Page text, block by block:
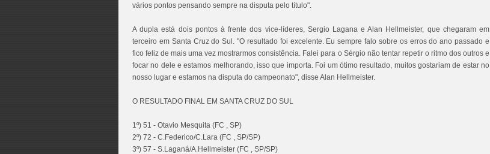
vários pontos pensando sempre na disputa pelo título".
A dupla está dois pontos à frente dos vice-líderes, Sergio Lagana e Alan Hellmeister, que chegaram em
terceiro em Santa Cruz do Sul. "O resultado foi excelente. Eu sempre falo sobre os erros do ano passado e
fico feliz de mais uma vez mostrarmos consistência. Falei para o Sérgio não tentar repetir o ritmo dos outros e
focar no dele e estamos melhorando, isso que importa. Foi um ótimo resultado, muitos gostariam de estar no
nosso lugar e estamos na disputa do campeonato", disse Alan Hellmeister.
O RESULTADO FINAL EM SANTA CRUZ DO SUL
1º) 51 - Otavio Mesquita (FC , SP)
2º) 72 - C.Federico/C.Lara (FC , SP/SP)
3º) 57 - S.Laganá/A.Hellmeister (FC , SP/SP)